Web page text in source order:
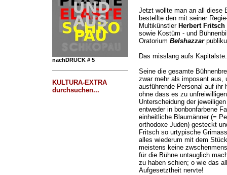
nachDRUCK # 5
KULTURA-EXTRA
durchsuchen...
Jetzt wollte man an all diese
bestellte den mit seiner
Multikünstler Herbert Fritsch
sowie Kostüm - und
Oratorium Belshazzar
Das misslang aufs Kapitalste.
Seine die gesamte
zwar mehr als imposant aus,
ausführende Personal auf ihr
ohne dass es zu
Unterscheidung der
entweder in bonbonfarbene
einheitliche Blaumänner (=
orthodoxe Juden) gesteckt
Fritsch so urtypische
alles wiederum mit dem
meistens keine
für die Bühne untauglich
zu haben schien; o wie das
Aufgesetztheit nervte!